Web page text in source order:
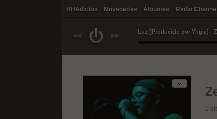
HHAdictos Novedades Álbumes Radio
Luz [Producido por Yogic] -
1